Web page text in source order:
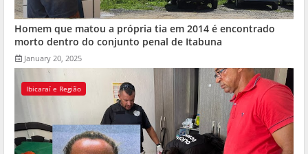
Homem que matou a própria tia em 2014 é encontrado
morto dentro do conjunto penal de Itabuna
January 20, 2025
Ibicaraí e Região